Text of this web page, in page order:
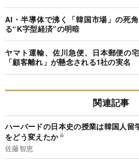
AI・半導体で沸く「韓国市場」の死
る“K字型経済”の明暗
ヤマト運輸、佐川急便、日本郵便の
「顧客離れ」が懸念される1社の実名
関連記事
ハーバードの日本史の授業は韓国人留
をどう変えたか
佐藤智恵